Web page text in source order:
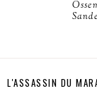
L'ASSASSIN DU